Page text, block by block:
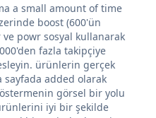
a small amount of time
boost (600'ün
powr sosyal kullanarak
fazla takipçiye
ürünlerin gerçek
sayfada added olarak
görsel bir yolu
iyi bir şekilde